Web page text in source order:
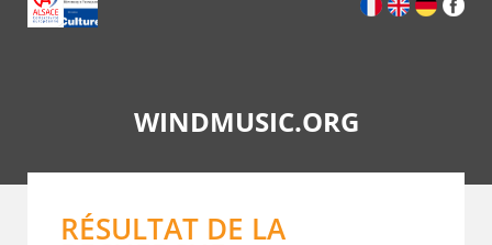
WINDMUSIC.ORG
RÉSULTAT DE LA